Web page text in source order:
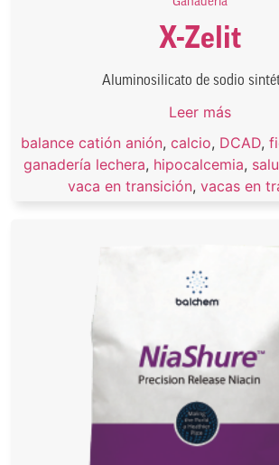
X-Zelit
Aluminosilicato de sodio
Leer más
balance catión anión, calcio, DCAD,
ganadería lechera, hipocalcemia,
vaca en transición, vacas en